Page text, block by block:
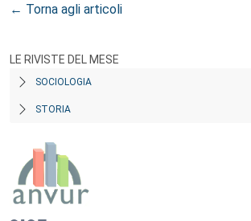
← Torna agli articoli
LE RIVISTE DEL MESE
SOCIOLOGIA
STORIA